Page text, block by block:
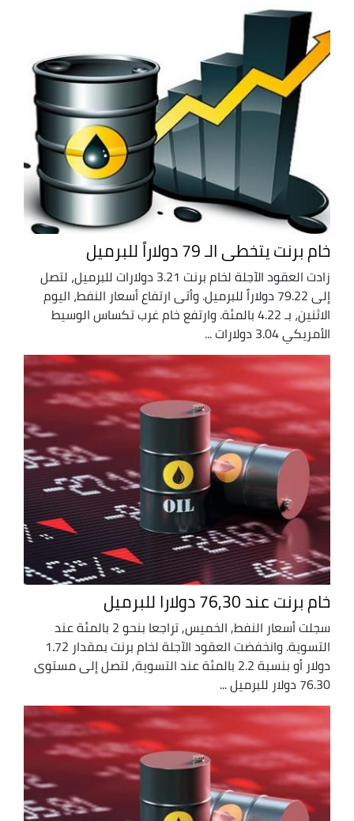
خام برنت يتخطى الـ 79 دولاراً للبرميل
زادت العقود الآجلة لخام برنت 3.21 دولارات للبرميل، لتصل
إلى 79.22 ‌دولاراً للبرميل. وأتى ارتفاع أسعار النفط، اليوم
الاثنين، بـ 4.22 بالمئة. وارتفع خام غرب تكساس الوسيط
الأمريكي 3.04 دولارات ...
خام برنت عند 76,30 دولارا للبرميل
سجلت أسعار النفط, الخميس, تراجعا بنحو 2 بالمئة عند
التسوية. وانخفضت العقود الآجلة لخام برنت بمقدار 1.72
دولار أو بنسبة 2.2 بالمئة عند التسوية, لتصل إلى مستوى
76.30 دولار للبرميل ...